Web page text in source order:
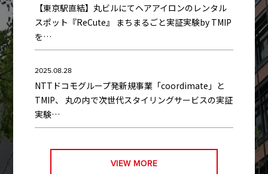
【東京駅直結】丸ビルにてヘアアイロンのレンタル
スポット『ReCute』 まちまるごと実証実験by TMIP
を…
2025.08.28
NTTドコモグループ発新規事業「coordimate」と
TMIP、 丸の内で次世代スタイリングサービスの実証
実験…
VIEW MORE